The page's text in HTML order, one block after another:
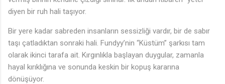
diyen bir ruh hali taşıyor.
Bir yere kadar sabreden insanların sessizliği vardır, bir de sabır
taşı çatladıktan sonraki hali. Fundyy’nin “Küstüm” şarkısı tam
olarak ikinci tarafa ait. Kırgınlıkla başlayan duygular, zamanla
hayal kırıklığına ve sonunda keskin bir kopuş kararına
dönüşüyor.